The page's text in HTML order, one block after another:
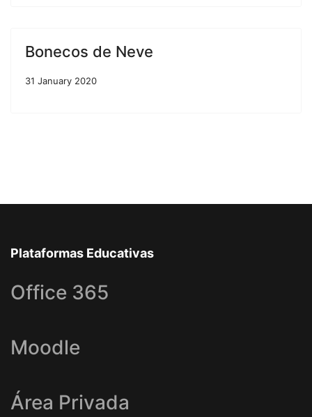
Bonecos de Neve
31 January 2020
Plataformas Educativas
Office 365
Moodle
Área Privada